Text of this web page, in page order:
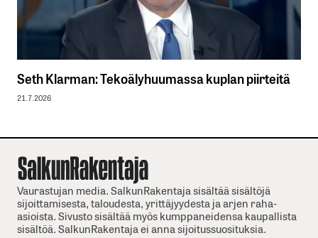
Seth Klarman: Tekoälyhuumassa kuplan piirteitä
21.7.2026
Vaurastujan media. SalkunRakentaja sisältää sisältöjä
sijoittamisesta, taloudesta, yrittäjyydesta ja arjen raha-
asioista. Sivusto sisältää myös kumppaneidensa kaupallista
sisältöä. SalkunRakentaja ei anna sijoitussuosituksia.